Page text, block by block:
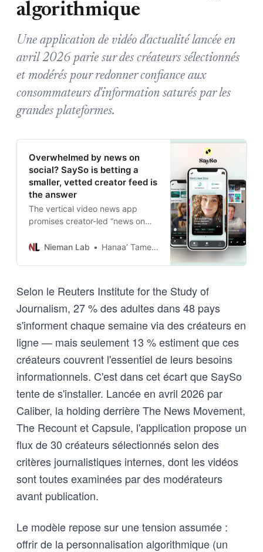
algorithmique
Une application de vidéo d'actualité lancée en
avril 2026 parie sur des créateurs sélectionnés
et modérés pour redonner confiance aux
consommateurs d'information saturés par les
grandes plateformes.
Overwhelmed by news on
social? SaySo is betting a
smaller, vetted creator feed is
the answer
The vertical video news app
promises creator-led “news on
Nieman Lab
Hanaa’ Tameez
Selon le Reuters Institute for the Study of
Journalism, 27 % des adultes dans 48 pays
s'informent chaque semaine via des créateurs en
ligne — mais seulement 13 % estiment que ces
créateurs couvrent l'essentiel de leurs besoins
informationnels. C'est dans cet écart que SaySo
tente de s'installer. Lancée en avril 2026 par
Caliber, la holding derrière The News Movement,
The Recount et Capsule, l'application propose un
flux de 30 créateurs sélectionnés selon des
critères journalistiques internes, dont les vidéos
sont toutes examinées par des modérateurs
avant publication.
Le modèle repose sur une tension assumée :
offrir de la personnalisation algorithmique (un